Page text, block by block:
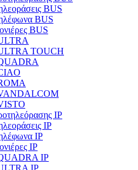
BUS
BUS
BUS
TOUCH
IP
IP
IP
IP
IP
IP